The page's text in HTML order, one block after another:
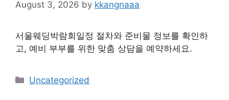
August 3, 2026 by kkangnaaa
서울웨딩박람회일정 절차와 준비물 정보를 확인하
고, 예비 부부를 위한 맞춤 상담을 예약하세요.
Categories
Uncategorized